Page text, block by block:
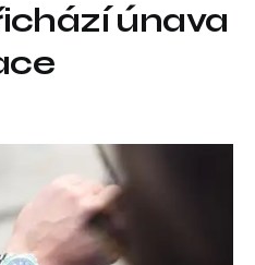
únava